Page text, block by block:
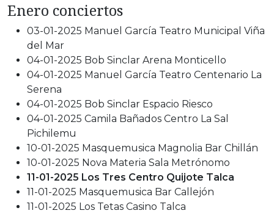
Enero conciertos
03-01-2025 Manuel García Teatro Municipal Viña
del Mar
04-01-2025 Bob Sinclar Arena Monticello
04-01-2025 Manuel García Teatro Centenario La
Serena
04-01-2025 Bob Sinclar Espacio Riesco
04-01-2025 Camila Bañados Centro La Sal
Pichilemu
10-01-2025 Masquemusica Magnolia Bar Chillán
10-01-2025 Nova Materia Sala Metrónomo
11-01-2025 Los Tres Centro Quijote Talca
11-01-2025 Masquemusica Bar Callejón
11-01-2025 Los Tetas Casino Talca